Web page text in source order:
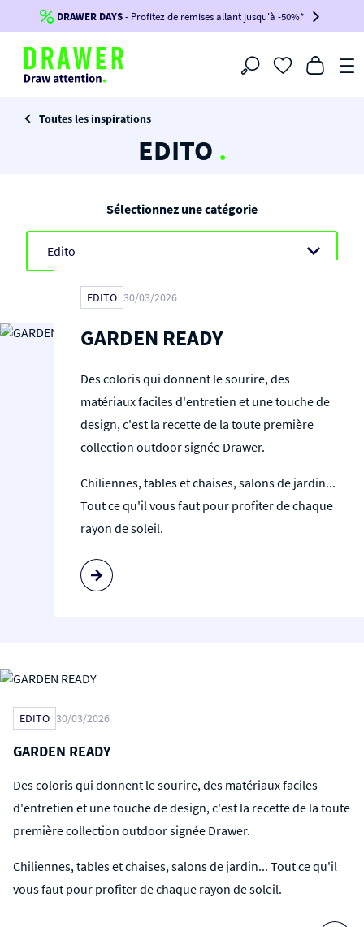
Jusqu'à-100€*sur votre commande !
BIKINI100
-voir conditions en bas de page-
DRAWER DAYS- Profitez de remises allant jusqu'à -50%*
Filtrer
Toutes les inspirations
EDITO .
Sélectionnez une catégorie
EDITO 30/03/2026
GARDEN READY
Des coloris qui donnent le sourire, des
matériaux faciles d'entretien et une touche de
design, c'est la recette de la toute première
collection outdoor signée Drawer.
Chiliennes, tables et chaises, salons de jardin...
Tout ce qu'il vous faut pour profiter de chaque
rayon de soleil.
EDITO 30/03/2026
GARDEN READY
Des coloris qui donnent le sourire, des matériaux faciles
d'entretien et une touche de design, c'est la recette de la toute
première collection outdoor signée Drawer.
Chiliennes, tables et chaises, salons de jardin... Tout ce qu'il
vous faut pour profiter de chaque rayon de soleil.